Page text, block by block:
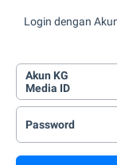
Login dengan
Akun KG
Media ID
Password